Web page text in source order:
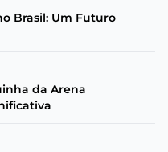
Brasil: Um Futuro
da Arena